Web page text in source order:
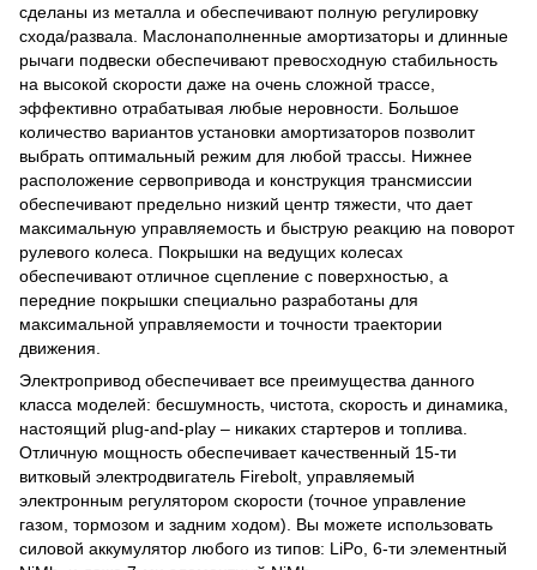
сделаны из металла и обеспечивают полную регулировку
схода/развала. Маслонаполненные амортизаторы и длинные
рычаги подвески обеспечивают превосходную стабильность
на высокой скорости даже на очень сложной трассе,
эффективно отрабатывая любые неровности. Большое
количество вариантов установки амортизаторов позволит
выбрать оптимальный режим для любой трассы. Нижнее
расположение сервопривода и конструкция трансмиссии
обеспечивают предельно низкий центр тяжести, что дает
максимальную управляемость и быструю реакцию на поворот
рулевого колеса. Покрышки на ведущих колесах
обеспечивают отличное сцепление с поверхностью, а
передние покрышки специально разработаны для
максимальной управляемости и точности траектории
движения.
Электропривод обеспечивает все преимущества данного
класса моделей: бесшумность, чистота, скорость и динамика,
настоящий plug-and-play – никаких стартеров и топлива.
Отличную мощность обеспечивает качественный 15-ти
витковый электродвигатель Firebolt, управляемый
электронным регулятором скорости (точное управление
газом, тормозом и задним ходом). Вы можете использовать
силовой аккумулятор любого из типов: LiPo, 6-ти элементный